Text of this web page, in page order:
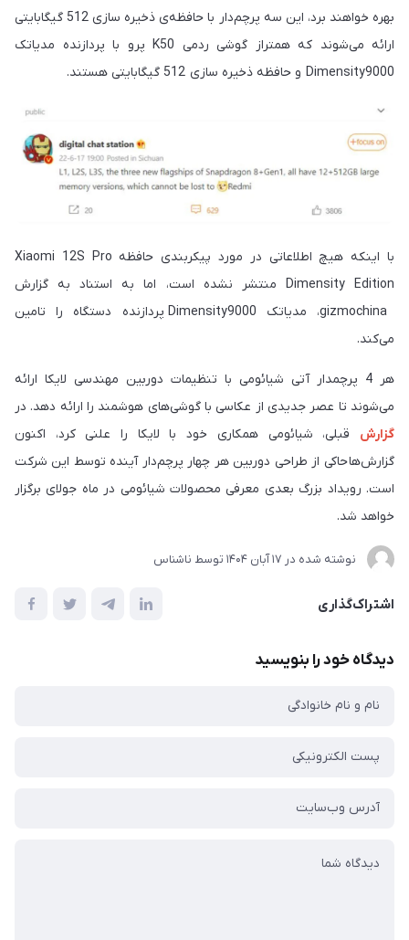
بهره خواهند برد، این سه پرچم‌دار با حافظه‌ی ذخیره سازی 512 گیگابایتی
ارائه می‌شوند که همتراز گوشی ردمی K50 پرو با پردازنده مدیاتک
Dimensity9000 و حافظه ذخیره سازی 512 گیگابایتی هستند.
با اینکه هیچ اطلاعاتی در مورد پیکربندی حافظه Xiaomi 12S Pro
Dimensity Edition منتشر نشده است، اما به استناد به گزارش
gizmochina، مدیاتک Dimensity9000 پردازنده دستگاه را تامین
می‌کند.
هر 4 پرچمدار آتی شیائومی با تنظیمات دوربین مهندسی لایکا ارائه
می‌شوند تا عصر جدیدی از عکاسی با گوشی‌های هوشمند را ارائه دهد. در
گزارش قبلی، شیائومی همکاری خود با لایکا را علنی کرد، اکنون
گزارش‌هاحاکی از طراحی دوربین هر چهار پرچم‌دار آینده‌ توسط این شرکت
است. رویداد بزرگ بعدی معرفی محصولات شیائومی در ماه جولای برگزار
خواهد شد.
نوشته شده در 17 آبان 1404 توسط ناشناس
اشتراک‌گذاری
دیدگاه خود را بنویسید